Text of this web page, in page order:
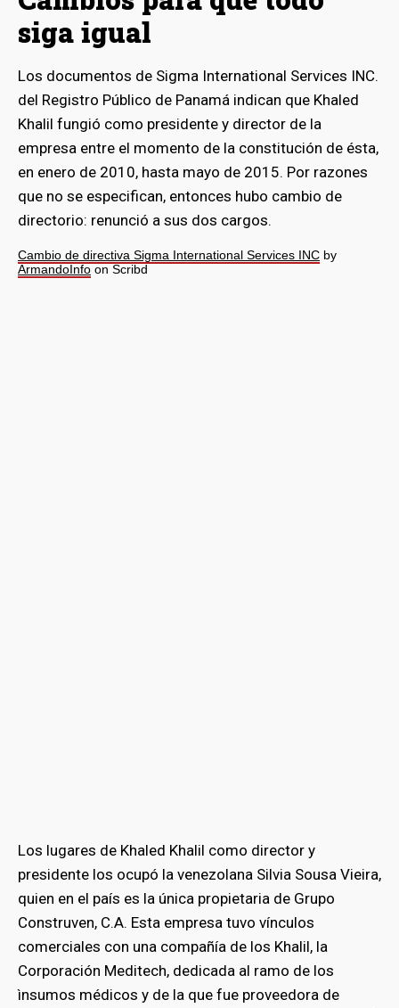
siga igual
Los documentos de Sigma International Services INC.
del Registro Público de Panamá indican que Khaled
Khalil fungió como presidente y director de la
empresa entre el momento de la constitución de ésta,
en enero de 2010, hasta mayo de 2015. Por razones
que no se especifican, entonces hubo cambio de
directorio: renunció a sus dos cargos.
Cambio de directiva Sigma International Services INC by
ArmandoInfo on Scribd
Los lugares de Khaled Khalil como director y
presidente los ocupó la venezolana Silvia Sousa Vieira,
quien en el país es la única propietaria de Grupo
Construven, C.A. Esta empresa tuvo vínculos
comerciales con una compañía de los Khalil, la
Corporación Meditech, dedicada al ramo de los
ìnsumos médicos y de la que fue proveedora de